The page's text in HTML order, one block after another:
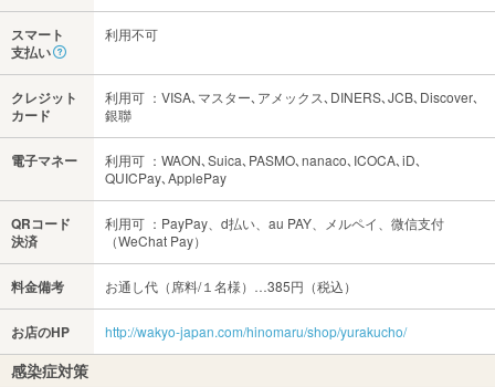
スマート
支払い
利用不可
クレジット
カード
利用可 ：VISA､マスター､アメックス､DINERS､JCB､Discover､
銀聯
電子マネー
利用可 ：WAON､Suica､PASMO､nanaco､ICOCA､iD､
QUICPay､ApplePay
QRコード
決済
利用可 ：PayPay、d払い、au PAY、メルペイ、微信支付
（WeChat Pay）
料金備考 お通し代（席料/１名様）…385円（税込）
お店のHP http://wakyo-japan.com/hinomaru/shop/yurakucho/
感染症対策